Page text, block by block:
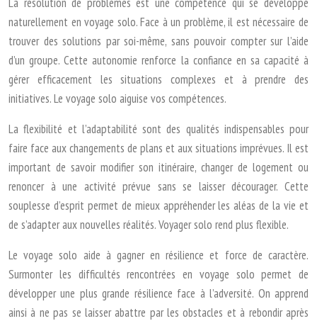
naturellement en voyage solo. Face à un problème, il est nécessaire de
trouver des solutions par soi-même, sans pouvoir compter sur l’aide
d’un groupe. Cette autonomie renforce la confiance en sa capacité à
gérer efficacement les situations complexes et à prendre des
initiatives. Le voyage solo aiguise vos compétences.
La flexibilité et l’adaptabilité sont des qualités indispensables pour
faire face aux changements de plans et aux situations imprévues. Il est
important de savoir modifier son itinéraire, changer de logement ou
renoncer à une activité prévue sans se laisser décourager. Cette
souplesse d’esprit permet de mieux appréhender les aléas de la vie et
de s’adapter aux nouvelles réalités. Voyager solo rend plus flexible.
Le voyage solo aide à gagner en résilience et force de caractère.
Surmonter les difficultés rencontrées en voyage solo permet de
développer une plus grande résilience face à l’adversité. On apprend
ainsi à ne pas se laisser abattre par les obstacles et à rebondir après